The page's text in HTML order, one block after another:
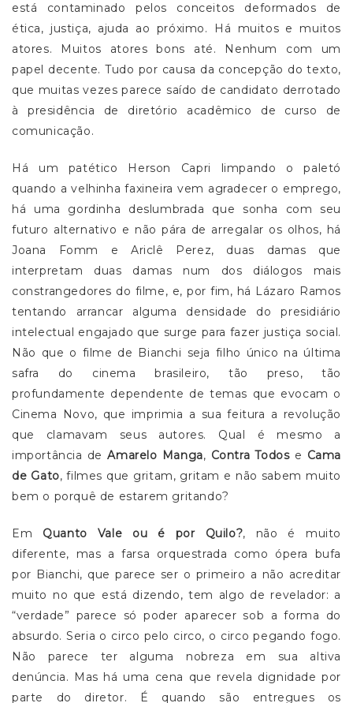
está contaminado pelos conceitos deformados de
ética, justiça, ajuda ao próximo. Há muitos e muitos
atores. Muitos atores bons até. Nenhum com um
papel decente. Tudo por causa da concepção do texto,
que muitas vezes parece saído de candidato derrotado
à presidência de diretório acadêmico de curso de
comunicação.
Há um patético Herson Capri limpando o paletó
quando a velhinha faxineira vem agradecer o emprego,
há uma gordinha deslumbrada que sonha com seu
futuro alternativo e não pára de arregalar os olhos, há
Joana Fomm e Ariclê Perez, duas damas que
interpretam duas damas num dos diálogos mais
constrangedores do filme, e, por fim, há Lázaro Ramos
tentando arrancar alguma densidade do presidiário
intelectual engajado que surge para fazer justiça social.
Não que o filme de Bianchi seja filho único na última
safra do cinema brasileiro, tão preso, tão
profundamente dependente de temas que evocam o
Cinema Novo, que imprimia a sua feitura a revolução
que clamavam seus autores. Qual é mesmo a
importância deAmarelo Manga, Contra Todose Cama
de Gato, filmes que gritam, gritam e não sabem muito
bem o porquê de estarem gritando?
Em Quanto Vale ou é por Quilo?, não é muito
diferente, mas a farsa orquestrada como ópera bufa
por Bianchi, que parece ser o primeiro a não acreditar
muito no que está dizendo, tem algo de revelador: a
“verdade” parece só poder aparecer sob a forma do
absurdo. Seria o circo pelo circo, o circo pegando fogo.
Não parece ter alguma nobreza em sua altiva
denúncia. Mas há uma cena que revela dignidade por
parte do diretor. É quando são entregues os